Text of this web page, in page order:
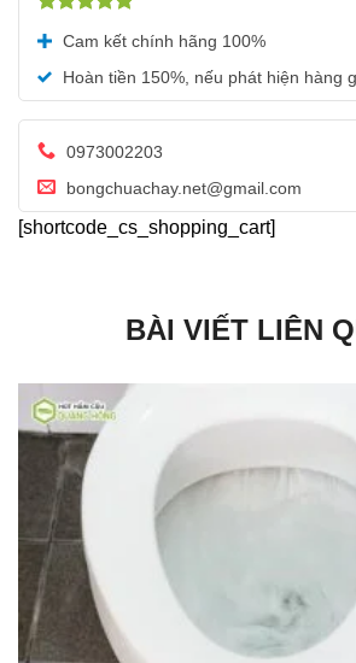
hạng5.00
5 sao
Cam kết chính hãng 100%
Hoàn tiền 150%, nếu phát hiện hàng
0973002203
bongchuachay.net@gmail.com
[shortcode_cs_shopping_cart]
BÀI VIẾT LIÊN